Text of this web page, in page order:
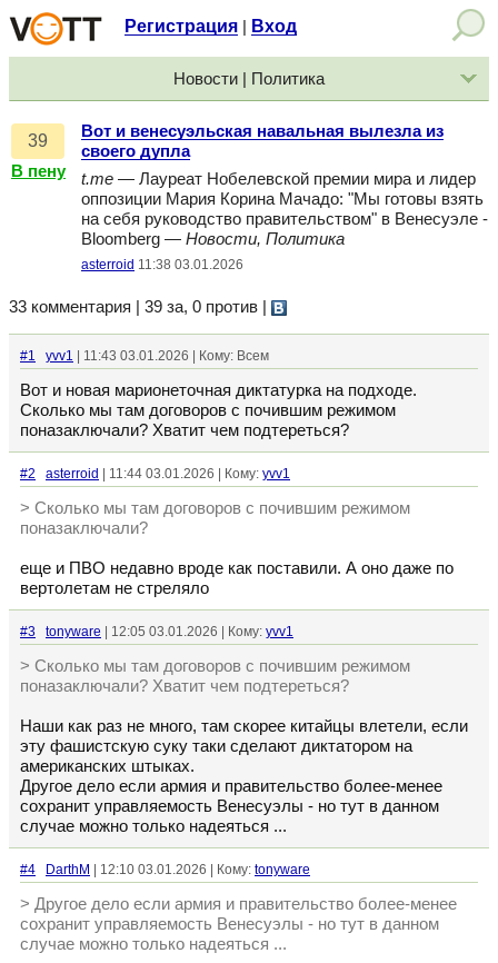
Регистрация Вход
Новости | Политика
39
В пену
Вот и венесуэльская навальная вылезла из
своего дупла
t.me — Лауреат Нобелевской премии мира и лидер
оппозиции Мария Корина Мачадо: "Мы готовы взять
на себя руководство правительством" в Венесуэле -
Bloomberg — Новости, Политика
asterroid 11:38 03.01.2026
33 комментария | 39 за, 0 против
#1 yvv1 | 11:43 03.01.2026 | Кому: Всем
Вот и новая марионеточная диктатурка на подходе.
Сколько мы там договоров с почившим режимом
поназаключали? Хватит чем подтереться?
#2 asterroid | 11:44 03.01.2026 | Кому: yvv1
> Сколько мы там договоров с почившим режимом
поназаключали?
еще и ПВО недавно вроде как поставили. А оно даже по
вертолетам не стреляло
#3 tonyware | 12:05 03.01.2026 | Кому: yvv1
> Сколько мы там договоров с почившим режимом
поназаключали? Хватит чем подтереться?
Наши как раз не много, там скорее китайцы влетели, если
эту фашистскую суку таки сделают диктатором на
американских штыках.
Другое дело если армия и правительство более-менее
сохранит управляемость Венесуэлы - но тут в данном
случае можно только надеяться ...
#4 DarthM | 12:10 03.01.2026 | Кому: tonyware
> Другое дело если армия и правительство более-менее
сохранит управляемость Венесуэлы - но тут в данном
случае можно только надеяться ...